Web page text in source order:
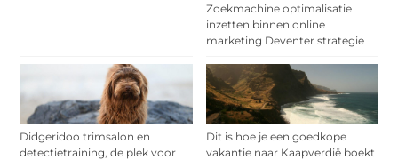
Zoekmachine optimalisatie
inzetten binnen online
marketing Deventer strategie
Didgeridoo trimsalon en
detectietraining, de plek voor
Dit is hoe je een goedkope
vakantie naar Kaapverdië boekt